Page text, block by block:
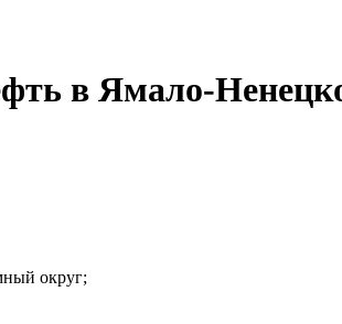
в Ямало-
округ;